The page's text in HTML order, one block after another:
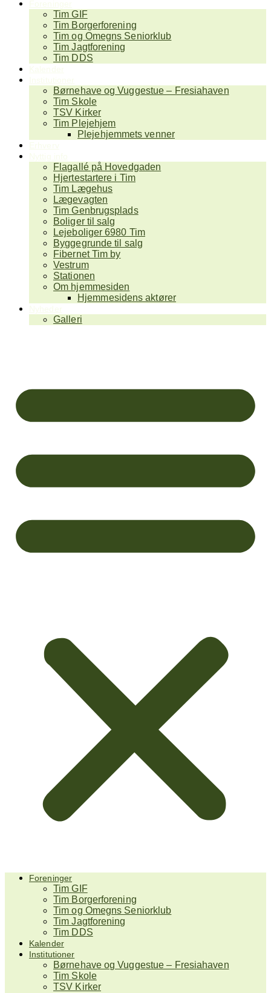
Tim GIF
Tim Borgerforening
Tim og Omegns Seniorklub
Tim Jagtforening
Tim DDS
Børnehave og Vuggestue – Fresiahaven
Tim Skole
TSV Kirker
Tim Plejehjem
Plejehjemmets venner
Flagallé på Hovedgaden
Hjertestartere i Tim
Tim Lægehus
Lægevagten
Tim Genbrugsplads
Boliger til salg
Lejeboliger 6980 Tim
Byggegrunde til salg
Fibernet Tim by
Vestrum
Stationen
Om hjemmesiden
Hjemmesidens aktører
Galleri
Foreninger
Tim GIF
Tim Borgerforening
Tim og Omegns Seniorklub
Tim Jagtforening
Tim DDS
Kalender
Institutioner
Børnehave og Vuggestue – Fresiahaven
Tim Skole
TSV Kirker